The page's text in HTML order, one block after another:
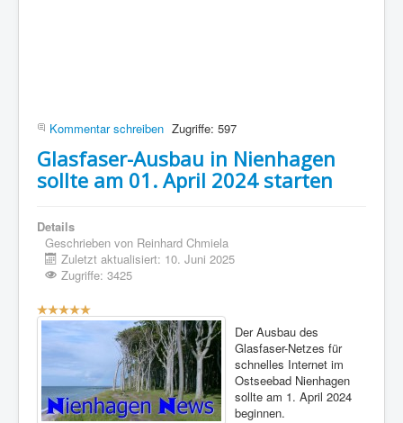
Kommentar schreiben Zugriffe: 597
Glasfaser-Ausbau in Nienhagen
sollte am 01. April 2024 starten
Details
Geschrieben von Reinhard Chmiela
Zuletzt aktualisiert: 10. Juni 2025
Zugriffe: 3425
Bewertung:
Der Ausbau des
Glasfaser-Netzes für
schnelles Internet im
Ostseebad Nienhagen
sollte am 1. April 2024
beginnen.